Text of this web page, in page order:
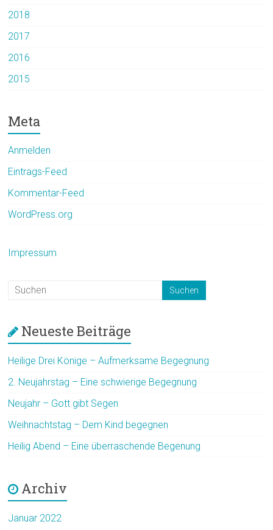
2018
2017
2016
2015
Meta
Anmelden
Eintrags-Feed
Kommentar-Feed
WordPress.org
Impressum
Neueste Beiträge
Heilige Drei Könige – Aufmerksame Begegnung
2. Neujahrstag – Eine schwierige Begegnung
Neujahr – Gott gibt Segen
Weihnachtstag – Dem Kind begegnen
Heilig Abend – Eine überraschende Begenung
Archiv
Januar 2022